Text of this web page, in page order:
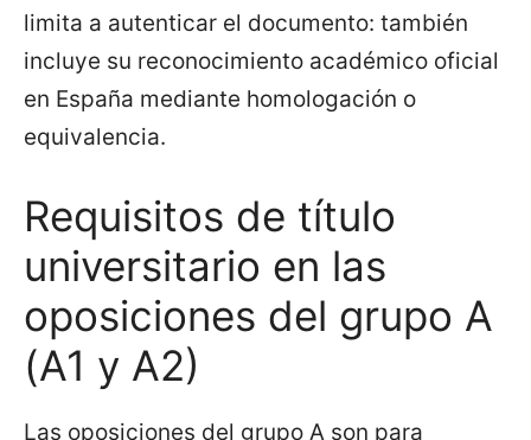
limita a autenticar el documento: también
incluye su reconocimiento académico oficial
en España mediante homologación o
equivalencia.
Requisitos de título
universitario en las
oposiciones del grupo A
(A1 y A2)
Las oposiciones del grupo A son para